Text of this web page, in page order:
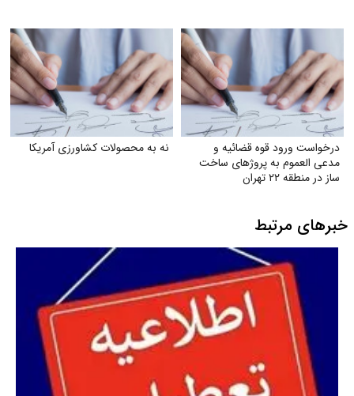
درخواست ورود قوه قضائیه و
مدعی العموم به پروژهای ساخت
ساز در منطقه ۲۲ تهران
نه به محصولات کشاورزی آمریکا
خبرهای مرتبط